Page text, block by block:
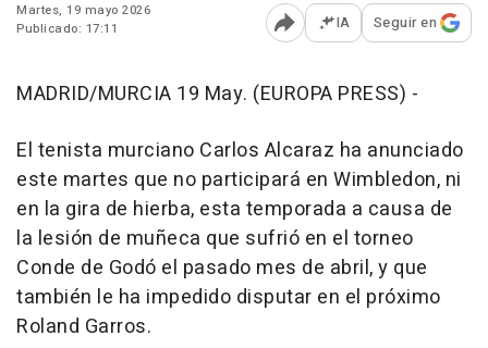
Martes, 19 mayo 2026
Publicado: 17:11
Abrir opciones para
IA Seguir en
MADRID/MURCIA 19 May. (EUROPA PRESS) -
El tenista murciano Carlos Alcaraz ha anunciado
este martes que no participará en Wimbledon, ni
en la gira de hierba, esta temporada a causa de
la lesión de muñeca que sufrió en el torneo
Conde de Godó el pasado mes de abril, y que
también le ha impedido disputar en el próximo
Roland Garros.